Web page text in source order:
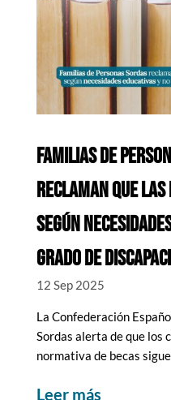
FAMILIAS DE
RECLAMAN QUE LAS
SEGÚN
GRADO DE
12 Sep 2025
La Confederación
Sordas alerta de que los
normativa de becas
leer más